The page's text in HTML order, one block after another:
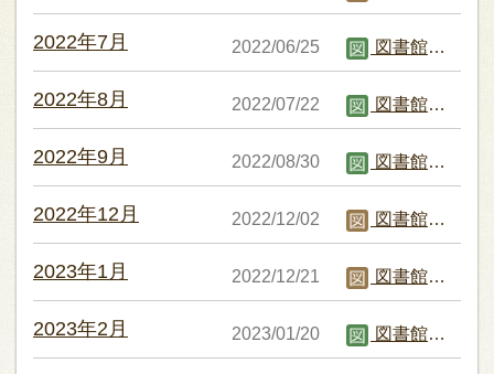
2022年7月 2022/06/25 図書館職員B
2022年8月 2022/07/22 図書館職員B
2022年9月 2022/08/30 図書館職員B
2022年12月 2022/12/02 図書館職員C
2023年1月 2022/12/21 図書館職員C
2023年2月 2023/01/20 図書館職員B